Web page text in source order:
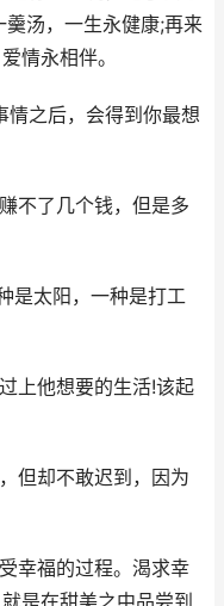
汤，一生永健康;再来
情永相伴。
情之后，会得到你最想
不了几个钱，但是多
是太阳，一种是打工
上他想要的生活!该起
但却不敢迟到，因为
幸福的过程。渴求幸